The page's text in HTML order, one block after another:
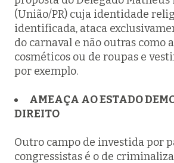
(União/PR) cuja identidade
identificada, ataca
do carnaval e não outras como
cosméticos ou de roupas e
por exemplo.
AMEAÇA AO ESTADO
DIREITO
Outro campo de investida por
congressistas é o de